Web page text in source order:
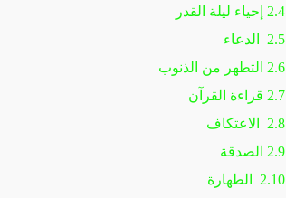
2.4 إحياء ليلة القدر
2.5 الدعاء
2.6 التطهر من الذنوب
2.7 قراءة القرآن
2.8 الاعتكاف
2.9 الصدقة
2.10 الطهارة